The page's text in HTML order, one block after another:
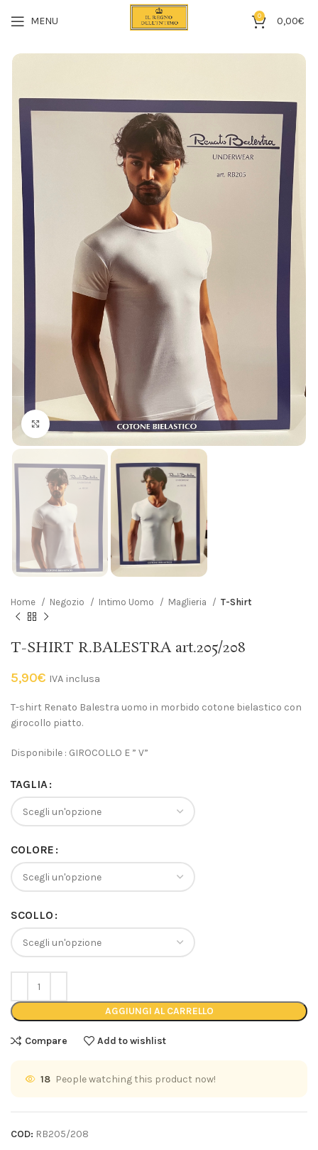
MENU 0 0,00€
Click to enlarge
Home Negozio Intimo Uomo Maglieria T-Shirt
T-SHIRT R.BALESTRA art.205/208
5,90€ IVA inclusa
T-shirt Renato Balestra uomo in morbido cotone bielastico con
girocollo piatto.
Disponibile : GIROCOLLO E ” V”
TAGLIA
COLORE
SCOLLO
AGGIUNGI AL CARRELLO
Compare Add to wishlist
18 People watching this product now!
COD: RB205/208